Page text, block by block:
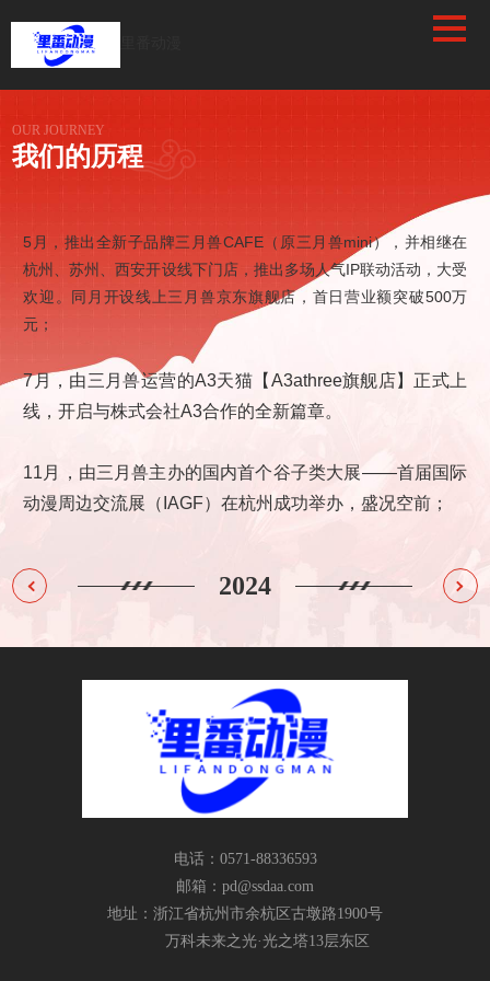
OUR JOURNEY
我们的历程
开
运
上
苏
额
5月，推出全新子品牌三月兽CAFE（原三月兽mini），并相继在
杭州、苏州、西安开设线下门店，推出多场人气IP联动活动，大受
欢迎。同月开设线上三月兽京东旗舰店，首日营业额突破500万
元；
7月，由三月兽运营的A3天猫【A3athree旗舰店】正式上
线，开启与株式会社A3合作的全新篇章。
11月，由三月兽主办的国内首个谷子类大展——首届国际
动漫周边交流展（IAGF）在杭州成功举办，盛况空前；
突破40家，成为IP衍生品类门店头部品牌。
2023 2024
电话：0571-88336593
邮箱： pd@ssdaa.com
地址：浙江省杭州市余杭区古墩路1900号
万科未来之光·光之塔13层东区